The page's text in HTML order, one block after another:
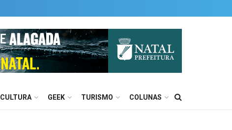
CULTURA GEEK TURISMO COLUNAS